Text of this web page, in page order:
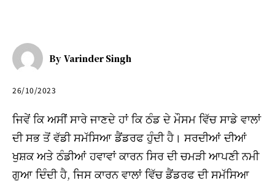
By Varinder Singh
26/10/2023
ਜਿਵੇਂ ਕਿ ਅਸੀਂ ਸਾਰੇ ਜਾਣਦੇ ਹਾਂ ਕਿ ਠੰਡ ਦੇ ਮੌਸਮ ਵਿੱਚ ਸਾਡੇ ਵਾਲਾਂ
ਦੀ ਸਭ ਤੋਂ ਵੱਡੀ ਸਮੱਸਿਆ ਡੈਂਡਰਫ ਹੁੰਦੀ ਹੈ। ਸਰਦੀਆਂ ਦੀਆਂ
ਖੁਸ਼ਕ ਅਤੇ ਠੰਡੀਆਂ ਹਵਾਵਾਂ ਕਾਰਨ ਸਿਰ ਦੀ ਚਮੜੀ ਆਪਣੀ ਨਮੀ
ਗੁਆ ਦਿੰਦੀ ਹੈ, ਜਿਸ ਕਾਰਨ ਵਾਲਾਂ ਵਿੱਚ ਡੈਂਡਰਫ ਦੀ ਸਮੱਸਿਆ